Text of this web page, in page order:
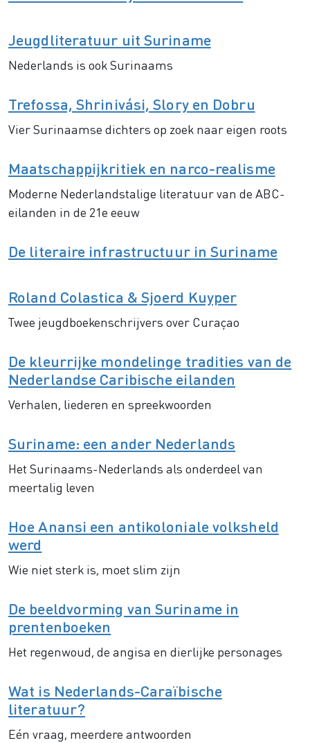
Jeugdliteratuur uit Suriname
Nederlands is ook Surinaams
Trefossa, Shrinivási, Slory en Dobru
Vier Surinaamse dichters op zoek naar eigen roots
Maatschappijkritiek en narco-realisme
Moderne Nederlandstalige literatuur van de ABC-
eilanden in de 21e eeuw
De literaire infrastructuur in Suriname
Roland Colastica & Sjoerd Kuyper
Twee jeugdboekenschrijvers over Curaçao
De kleurrijke mondelinge tradities van de
Nederlandse Caribische eilanden
Verhalen, liederen en spreekwoorden
Suriname: een ander Nederlands
Het Surinaams-Nederlands als onderdeel van
meertalig leven
Hoe Anansi een antikoloniale volksheld
werd
Wie niet sterk is, moet slim zijn
De beeldvorming van Suriname in
prentenboeken
Het regenwoud, de angisa en dierlijke personages
Wat is Nederlands-Caraïbische
literatuur?
Eén vraag, meerdere antwoorden